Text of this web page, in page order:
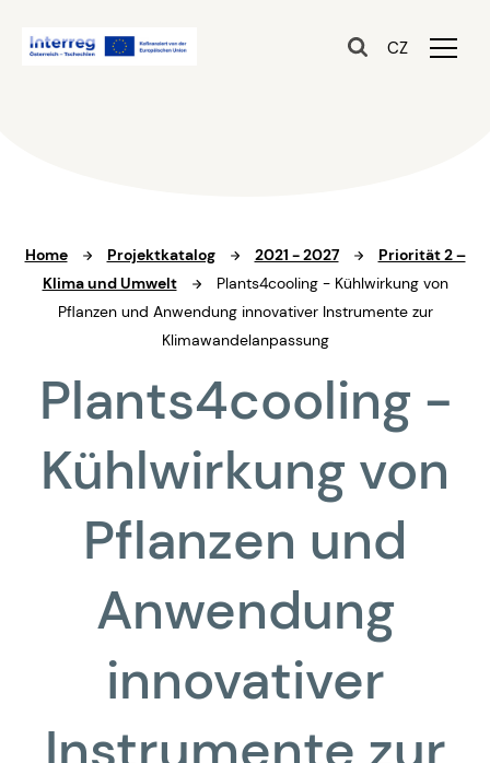
CZ
Home Projektkatalog 2021 - 2027
Priorität 2 –
Klima und Umwelt
Plants4cooling - Kühlwirkung von
Pflanzen und Anwendung innovativer Instrumente zur
Klimawandelanpassung
Plants4cooling -
Kühlwirkung von
Pflanzen und
Anwendung
innovativer